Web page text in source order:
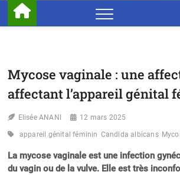
Mycose vaginale : une
affectant l’appareil génital
Elisée ANANI 12 mars 2025
appareil génital féminin Candida albicans
La mycose vaginale est une infection
du vagin ou de la vulve. Elle est très